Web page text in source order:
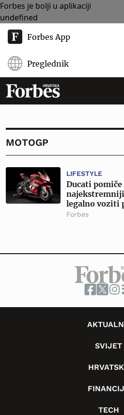
Forbes je bolji u aplikaciji
undefined
Forbes App
Preglednik
MOTOGP
LIFESTYLE
Ducati pomiče
legalno voziti
Forbes
SVIJET
TECH